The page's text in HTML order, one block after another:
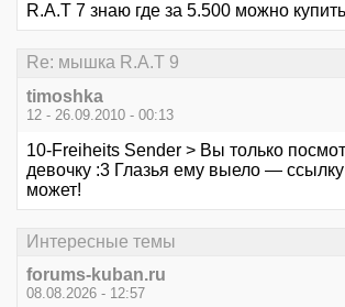
R.A.T 7 знаю где за 5.500 можно
Re: мышка R.A.T 9
timoshka
12 - 26.09.2010 - 00:13
10-Freiheits Sender > Вы только
девочку :3 Глазья ему выело —
может!
Интересные темы
forums-kuban.ru
08.08.2026 - 12:57